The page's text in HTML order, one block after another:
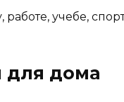
работе, учебе,
для дома